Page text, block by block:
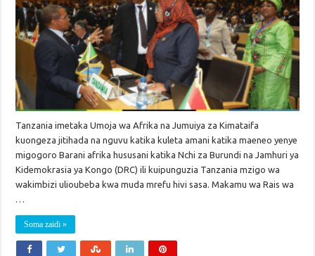
Tanzania imetaka Umoja wa Afrika na Jumuiya za Kimataifa
kuongeza jitihada na nguvu katika kuleta amani katika maeneo yenye
migogoro Barani afrika hususani katika Nchi za Burundi na Jamhuri ya
Kidemokrasia ya Kongo (DRC) ili kuipunguzia Tanzania mzigo wa
wakimbizi ulioubeba kwa muda mrefu hivi sasa. Makamu wa Rais wa
…
Soma zaidi »